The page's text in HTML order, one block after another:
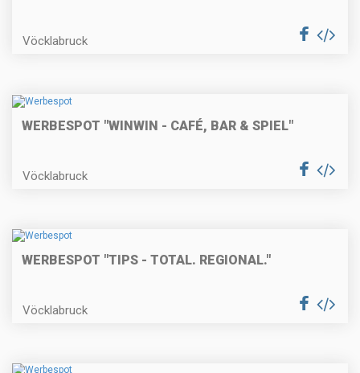
Vöcklabruck
WERBESPOT "WINWIN - CAFÉ, BAR & SPIEL"
Vöcklabruck
WERBESPOT "TIPS - TOTAL. REGIONAL."
Vöcklabruck